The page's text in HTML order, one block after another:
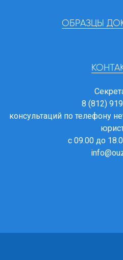
ОБРАЗЦЫ
8 (812)
консультаций по телефону
с 09.00 до